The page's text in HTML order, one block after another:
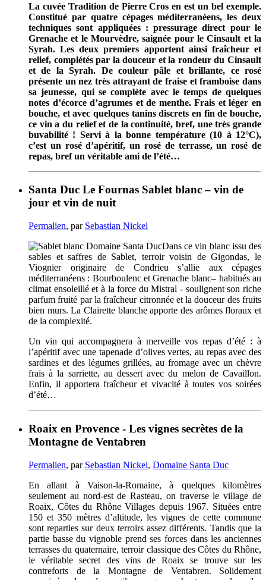
La cuvée Tradition de Pierre Cros en est un bel exemple.
Constitué par quatre cépages méditerranéens, les deux
techniques sont appliquées : pressurage direct pour le
Grenache et le Mourvèdre, saignée pour le Cinsault et la
Syrah. Les deux premiers apportent ainsi fraîcheur et
relief, complétés par la douceur et la rondeur du Cinsault
et de la Syrah. De couleur pâle et brillante, ce rosé
présente un nez très attrayant de fraise et framboise dans
sa jeunesse, qui se complète avec le temps de quelques
notes d’écorce d’agrumes et de menthe. Frais et léger en
bouche, et avec quelques tanins discrets en fin de bouche,
ce vin a du relief et de la continuité, bref, une très grande
buvabilité ! Servi à la bonne température (10 à 12°C),
c’est un rosé d’apéritif, un rosé de terrasse, un rosé de
repas, bref un véritable ami de l’été…
Santa Duc Le Fournas Sablet blanc – vin de
jour et vin de nuit
Permalien, par Sebastian Nickel
Dans ce vin blanc issu des
sables et saffres de Sablet, terroir voisin de Gigondas, le
Viognier originaire de Condrieu s’allie aux cépages
méditerranéens : Bourboulenc et Grenache blanc– habitués au
climat ensoleillé et à la force du Mistral - soulignent son riche
parfum fruité par la fraîcheur citronnée et la douceur des fruits
bien murs. La Clairette blanche apporte des arômes floraux et
de la complexité.
Un vin qui accompagnera à merveille vos repas d’été : à
l’apéritif avec une tapenade d’olives vertes, au repas avec des
sardines et des légumes grillées, au fromage avec un chèvre
frais à la sarriette, au dessert avec du melon de Cavaillon.
Enfin, il apportera fraîcheur et vivacité à toutes vos soirées
d’été…
Roaix en Provence - Les vignes secrètes de la
Montagne de Ventabren
Permalien, par Sebastian Nickel, Domaine Santa Duc
En allant à Vaison-la-Romaine, à quelques kilomètres
seulement au nord-est de Rasteau, on traverse le village de
Roaix, Côtes du Rhône Villages depuis 1967. Situées entre
150 et 350 mètres d’altitude, les vignes de cette commune
sont reparties sur deux terroirs assez différents. Tandis que la
partie basse du vignoble prend ses forces dans les anciennes
terrasses du quaternaire, terroir classique des Côtes du Rhône,
le véritable secret des vins de Roaix se trouve sur les
contreforts de la Montagne de Ventabren. Solidement